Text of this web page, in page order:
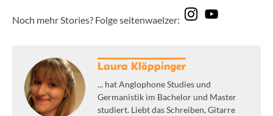
Noch mehr Stories? Folge seitenwaelzer:
Laura Klöppinger
... hat Anglophone Studies und
Germanistik im Bachelor und Master
studiert. Liebt das Schreiben, Gitarre